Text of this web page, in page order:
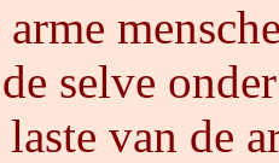
selve
van de